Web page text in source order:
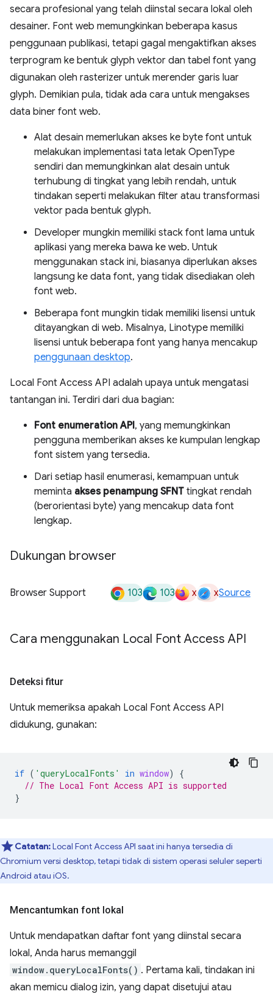
secara profesional yang telah diinstal secara lokal oleh
desainer. Font web memungkinkan beberapa kasus
penggunaan publikasi, tetapi gagal mengaktifkan akses
terprogram ke bentuk glyph vektor dan tabel font yang
digunakan oleh rasterizer untuk merender garis luar
glyph. Demikian pula, tidak ada cara untuk mengakses
data biner font web.
Alat desain memerlukan akses ke byte font untuk
melakukan implementasi tata letak OpenType
sendiri dan memungkinkan alat desain untuk
terhubung di tingkat yang lebih rendah, untuk
tindakan seperti melakukan filter atau transformasi
vektor pada bentuk glyph.
Developer mungkin memiliki stack font lama untuk
aplikasi yang mereka bawa ke web. Untuk
menggunakan stack ini, biasanya diperlukan akses
langsung ke data font, yang tidak disediakan oleh
font web.
Beberapa font mungkin tidak memiliki lisensi untuk
ditayangkan di web. Misalnya, Linotype memiliki
lisensi untuk beberapa font yang hanya mencakup
penggunaan desktop.
Local Font Access API adalah upaya untuk mengatasi
tantangan ini. Terdiri dari dua bagian:
Font enumeration API, yang memungkinkan
pengguna memberikan akses ke kumpulan lengkap
font sistem yang tersedia.
Dari setiap hasil enumerasi, kemampuan untuk
meminta akses penampung SFNT tingkat rendah
(berorientasi byte) yang mencakup data font
lengkap.
Dukungan browser
Browser Support 103 103 x xSource
Cara menggunakan Local Font Access API
Deteksi fitur
Untuk memeriksa apakah Local Font Access API
didukung, gunakan:
if ( 'queryLocalFonts' in window)
{
// The Local Font Access API is supported
}
Catatan:Local Font Access API saat ini hanya tersedia di
Chromium versi desktop, tetapi tidak di sistem operasi seluler seperti
Android atau iOS.
Mencantumkan font lokal
Untuk mendapatkan daftar font yang diinstal secara
lokal, Anda harus memanggil
window.queryLocalFonts() . Pertama kali, tindakan ini
akan memicu dialog izin, yang dapat disetujui atau